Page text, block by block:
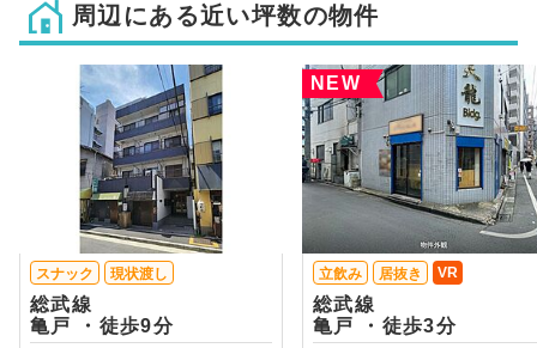
周辺にある近い坪数の物件
スナック 現状渡し
総武線
亀戸 ・徒歩9分
NEW
立飲み 居抜き VR
総武線
亀戸 ・徒歩3分